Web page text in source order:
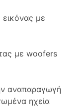
με
με woofers
αναπαραγωγή
ηχεία